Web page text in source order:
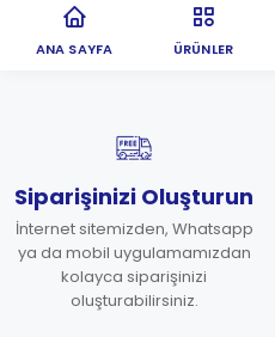
ANA SAYFA ÜRÜNLER
Siparişinizi Oluşturun
İnternet sitemizden, Whatsapp
ya da mobil uygulamamızdan
kolayca siparişinizi
oluşturabilirsiniz.